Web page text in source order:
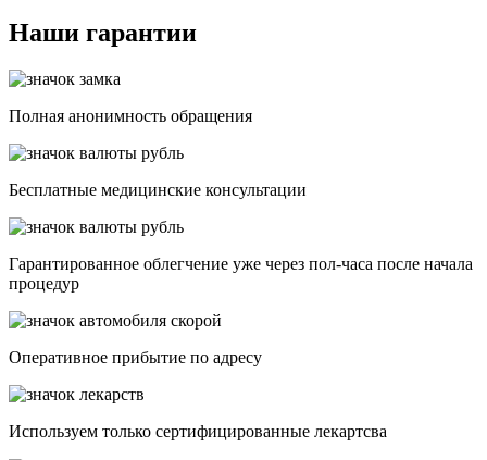
Наши гарантии
Полная анонимность обращения
Бесплатные медицинские консультации
Гарантированное облегчение уже через пол-часа после начала
процедур
Опеpативное прибытие по адресу
Используем только сертифицированные лекартсва